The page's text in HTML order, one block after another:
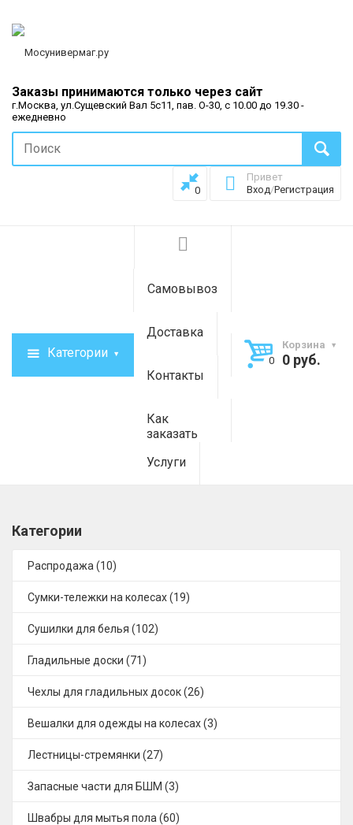
Заказы принимаются только через сайт
г.Москва, ул.Сущевский Вал 5с11, пав. О-30, с 10.00 до 19.30 -
ежедневно
0
Привет
Вход/Регистрация
Категории
Самовывоз
Доставка
Контакты
Как
заказать
Услуги
Корзина
0
0 руб.
Категории
Распродажа (10)
Сумки-тележки на колесах (19)
Сушилки для белья (102)
Гладильные доски (71)
Чехлы для гладильных досок (26)
Вешалки для одежды на колесах (3)
Лестницы-стремянки (27)
Запасные части для БШМ (3)
Швабры для мытья пола (60)